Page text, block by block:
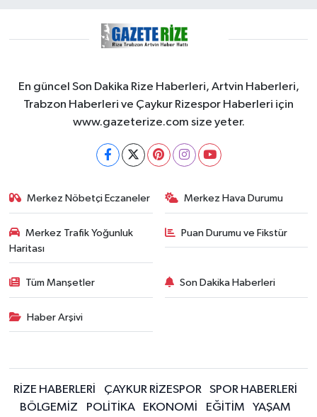
En güncel Son Dakika Rize Haberleri, Artvin Haberleri,
Trabzon Haberleri ve Çaykur Rizespor Haberleri için
www.gazeterize.com size yeter.
Merkez Nöbetçi Eczaneler Merkez Hava Durumu
Merkez Trafik Yoğunluk
Haritası
Puan Durumu ve Fikstür
Tüm Manşetler Son Dakika Haberleri
Haber Arşivi
RİZE HABERLERİ ÇAYKUR RİZESPOR
SPOR HABERLERİ
BÖLGEMİZ
POLİTİKA EKONOMİ EĞİTİM YAŞAM